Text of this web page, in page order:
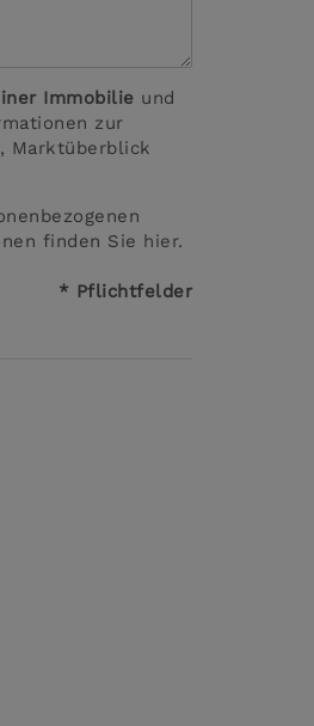
Immobilie und
zur
Marktüberblick
finden Sie hier.
* Pflichtfelder